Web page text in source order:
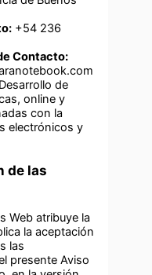
+54 236
Contacto:
Desarrollo de
online y
con la
electrónicos y
de las
Web atribuye la
la aceptación
las
presente Aviso